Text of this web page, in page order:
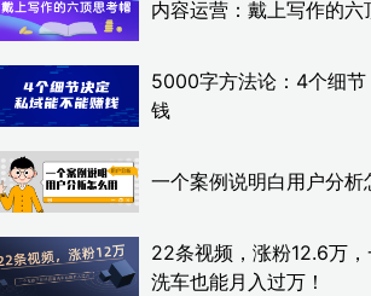
内容运营：戴上写作的六
5000字方法论：4个细
钱
一个案例说明白用户分析
22条视频，涨粉12.6万
洗车也能月入过万！